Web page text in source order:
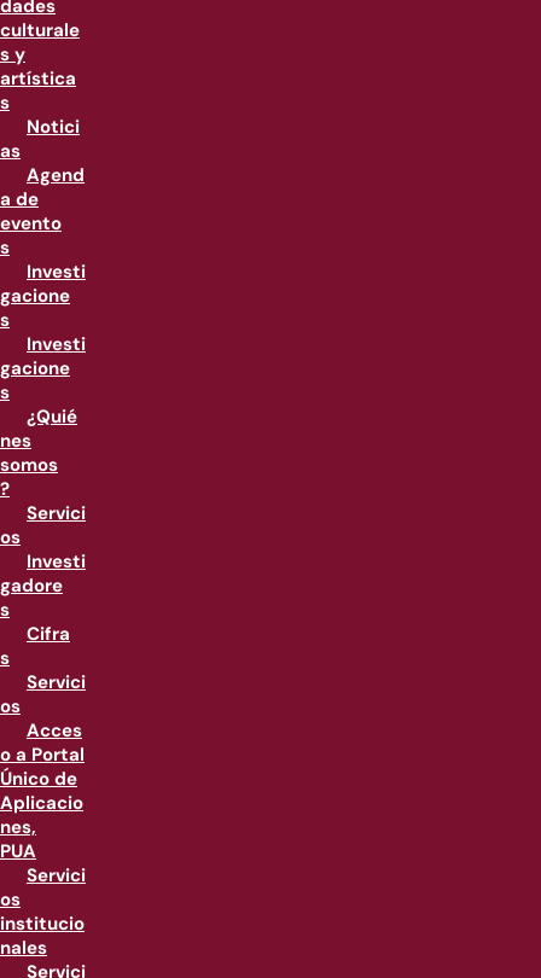
dades
culturale
s y
artística
s
Notici
as
Agend
a de
evento
s
Investi
gacione
s
Investi
gacione
s
¿Quié
nes
somos
?
Servici
os
Investi
gadore
s
Cifra
s
Servici
os
Acces
o a Portal
Único de
Aplicacio
nes,
PUA
Servici
os
institucio
nales
Servici